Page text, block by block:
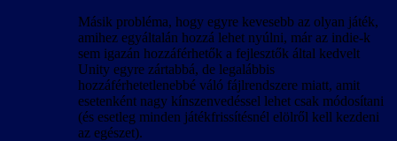
Másik probléma, hogy egyre kevesebb az olyan játék,
amihez egyáltalán hozzá lehet nyúlni, már az indie-k
sem igazán hozzáférhetők a fejlesztők által kedvelt
Unity egyre zártabbá, de legalábbis
hozzáférhetetlenebbé váló fájlrendszere miatt, amit
esetenként nagy kínszenvedéssel lehet csak módosítani
(és esetleg minden játékfrissítésnél elölről kell kezdeni
az egészet).